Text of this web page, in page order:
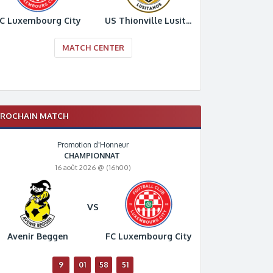
Luxembourg City US Thionville Lusitanos
MATCH CENTER
MATCH
Promotion d'Honneur
CHAMPIONNAT
16 août 2026 @ (16h00)
Avenir Beggen
VS
FC Luxembourg City
9 01 58 50